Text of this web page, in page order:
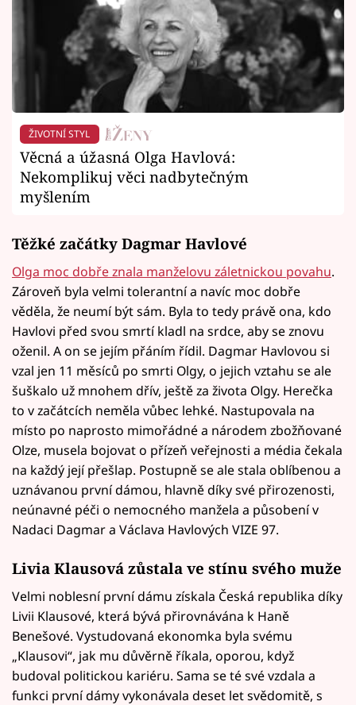
ŽIVOTNÍ STYL
Věcná a úžasná Olga Havlová:
Nekomplikuj věci nadbytečným
myšlením
Těžké začátky Dagmar Havlové
Olga moc dobře znala manželovu záletnickou povahu.
Zároveň byla velmi tolerantní a navíc moc dobře
věděla, že neumí být sám. Byla to tedy právě ona, kdo
Havlovi před svou smrtí kladl na srdce, aby se znovu
oženil. A on se jejím přáním řídil. Dagmar Havlovou si
vzal jen 11 měsíců po smrti Olgy, o jejich vztahu se ale
šuškalo už mnohem dřív, ještě za života Olgy. Herečka
to v začátcích neměla vůbec lehké. Nastupovala na
místo po naprosto mimořádné a národem zbožňované
Olze, musela bojovat o přízeň veřejnosti a média čekala
na každý její přešlap. Postupně se ale stala oblíbenou a
uznávanou první dámou, hlavně díky své přirozenosti,
neúnavné péči o nemocného manžela a působení v
Nadaci Dagmar a Václava Havlových VIZE 97.
Livia Klausová zůstala ve stínu svého muže
Velmi noblesní první dámu získala Česká republika díky
Livii Klausové, která bývá přirovnávána k Haně
Benešové. Vystudovaná ekonomka byla svému
„Klausovi“, jak mu důvěrně říkala, oporou, když
budoval politickou kariéru. Sama se té své vzdala a
funkci první dámy vykonávala deset let svědomitě, s